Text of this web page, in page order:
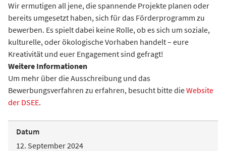
Wir ermutigen all jene, die spannende Projekte planen oder
bereits umgesetzt haben, sich für das Förderprogramm zu
bewerben. Es spielt dabei keine Rolle, ob es sich um soziale,
kulturelle, oder ökologische Vorhaben handelt – eure
Kreativität und euer Engagement sind gefragt!
Weitere Informationen
Um mehr über die Ausschreibung und das
Bewerbungsverfahren zu erfahren, besucht bitte dieWebsite
der DSEE.
Datum
12. September 2024